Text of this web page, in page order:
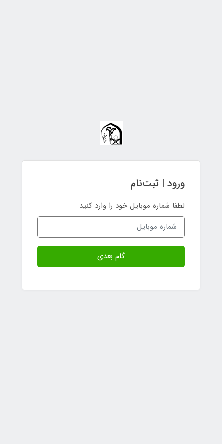
ورود | ثبت‌نام
لطفا شماره موبایل خود را وارد کنید
گام بعدی